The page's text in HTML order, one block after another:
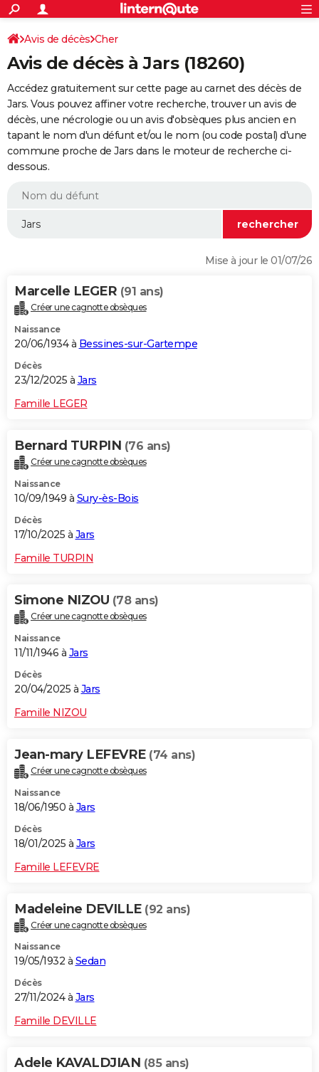
ACTUALITÉS
Politique
Société
Faits Divers
Education
Monde
Villes
+
SPORT
Coupe du monde 2026
Football
Tennis
Cyclisme
Rugby
Forum
Programme TV
TNT
Streaming
Cinéma
Sorties cinéma
Musique
+
FINANCE
Retraite
Epargne
Immobilier
Risques naturels par ville
Assurance
AUTO
Essais
Réserver un essai
Citadines
Berlines
SUV
Forum auto
+
HIGH-TECH
BRICOLAGE
WEEK-END
Alimentation
Guide de la santé
Maladies
Médicaments
Sommeil
VOYAGE
Destinations
City break
Voyage nature
Voyage de noces
Forum
Climat
+PHOTO
GUIDES D'ACHAT
Carte de Noël
Carte Bonne année
Carte Saint-Valentin
Carte Pâques
Carte d'anniversaire
DICTIONNAIRE
Dictionnaire
Biographies
Citations
Expressions
Proverbes
PROGRAMME TV
S'inscrire
Se connecter
Lycées
Collèges
Primaires
Universités
Entreprises
Service militaire
Avis de recherche
AVIS DE DÉCÈS
FORUM
Bricolage
Lifestyle
Culture
Sport
Auto
Television
Voyage
Cinema
Avis de décès Cher
Avis de décès à Jars (18260)
Accédez gratuitement sur cette page au carnet des décès de
Jars. Vous pouvez affiner votre recherche, trouver un avis de
décès, une nécrologie ou un avis d'obsèques plus ancien en
tapant le nom d'un défunt et/ou le nom (ou code postal) d'une
commune proche de Jars dans le moteur de recherche ci-
dessous.
Mise à jour le 01/07/26
Marcelle LEGER (91 ans)
Créer une cagnotte obsèques
Naissance
20/06/1934 à Bessines-sur-Gartempe
Décès
23/12/2025 à Jars
Famille LEGER
Bernard TURPIN (76 ans)
Créer une cagnotte obsèques
Naissance
10/09/1949 à Sury-ès-Bois
Décès
17/10/2025 à Jars
Famille TURPIN
Simone NIZOU (78 ans)
Créer une cagnotte obsèques
Naissance
11/11/1946 à Jars
Décès
20/04/2025 à Jars
Famille NIZOU
Jean-mary LEFEVRE (74 ans)
Créer une cagnotte obsèques
Naissance
18/06/1950 à Jars
Décès
18/01/2025 à Jars
Famille LEFEVRE
Madeleine DEVILLE (92 ans)
Créer une cagnotte obsèques
Naissance
19/05/1932 à Sedan
Décès
27/11/2024 à Jars
Famille DEVILLE
Adele KAVALDJIAN (85 ans)